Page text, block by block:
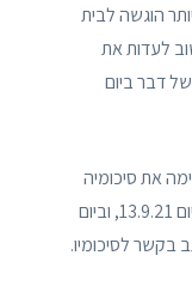
הוגשה לבית
שוב לעדות את
דבר ביום
את סיכומיה
בכתב ביום 2.8.21; הסנגור סיכם בעל פה ביום 13.9.21, וביום